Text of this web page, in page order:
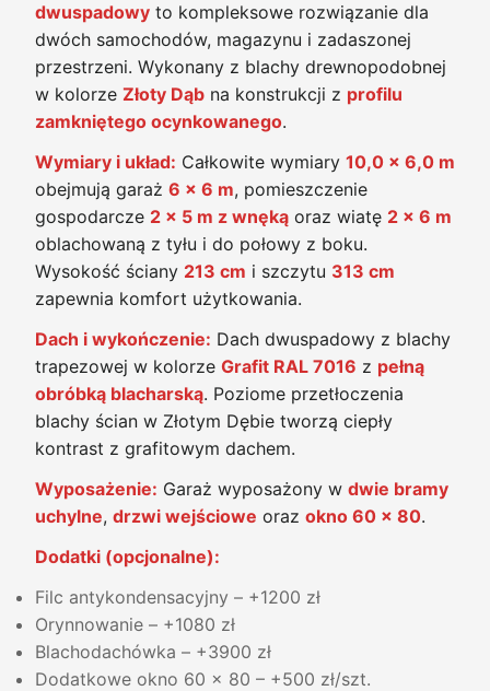
dwuspadowy to kompleksowe rozwiązanie dla
dwóch samochodów, magazynu i zadaszonej
przestrzeni. Wykonany z blachy drewnopodobnej
w kolorze Złoty Dąb na konstrukcji z profilu
zamkniętego ocynkowanego.
Wymiary i układ: Całkowite wymiary 10,0 x 6,0 m
obejmują garaż 6 x 6 m, pomieszczenie
gospodarcze 2 x 5 m z wnęką oraz wiatę 2 x 6 m
oblachowaną z tyłu i do połowy z boku.
Wysokość ściany 213 cm i szczytu 313 cm
zapewnia komfort użytkowania.
Dach i wykończenie: Dach dwuspadowy z blachy
trapezowej w kolorze Grafit RAL 7016 z pełną
obróbką blacharską. Poziome przetłoczenia
blachy ścian w Złotym Dębie tworzą ciepły
kontrast z grafitowym dachem.
Wyposażenie: Garaż wyposażony w dwie bramy
uchylne, drzwi wejściowe oraz okno 60 x 80.
Dodatki (opcjonalne):
Filc antykondensacyjny – +1200 zł
Orynnowanie – +1080 zł
Blachodachówka – +3900 zł
Dodatkowe okno 60 x 80 – +500 zł/szt.